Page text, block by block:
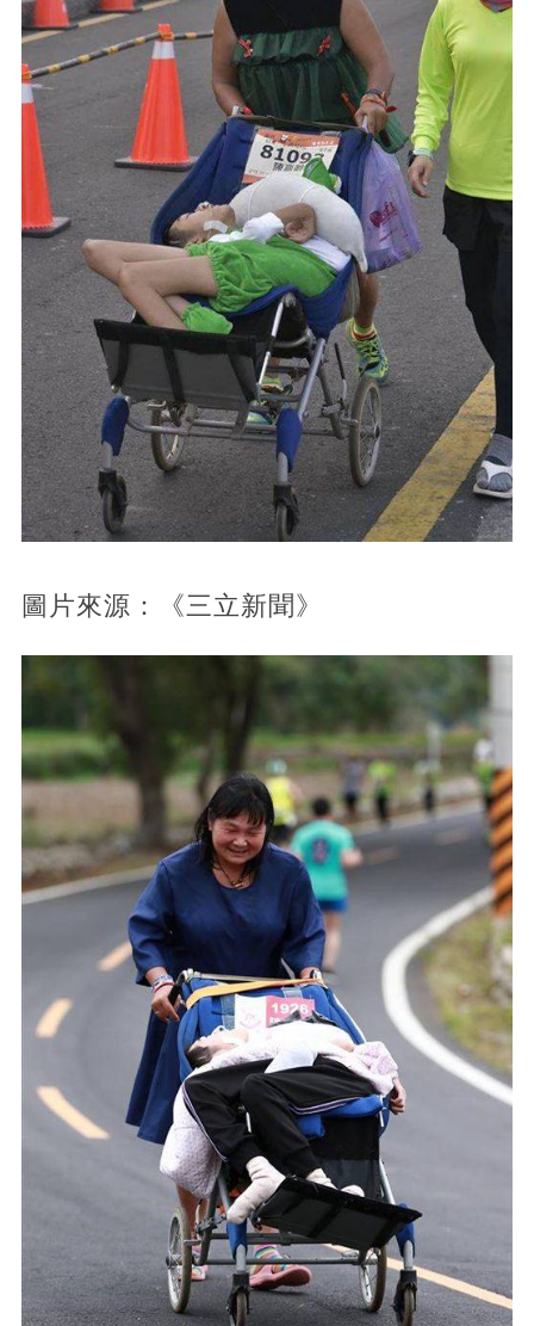
圖片來源：《三立新聞》